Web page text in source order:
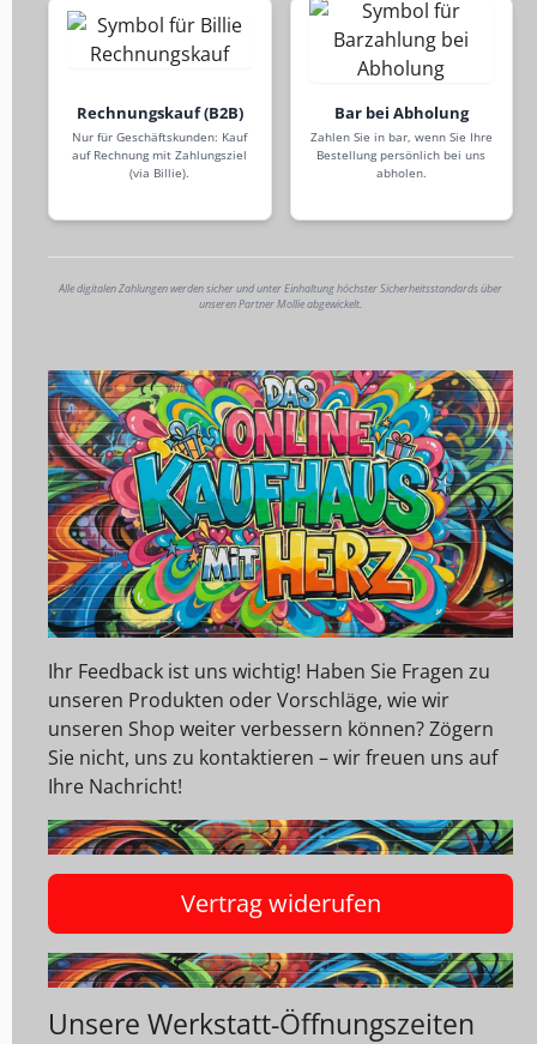
Rechnungskauf (B2B)
Nur für Geschäftskunden: Kauf
auf Rechnung mit Zahlungsziel
(via Billie).
Bar bei Abholung
Zahlen Sie in bar, wenn Sie Ihre
Bestellung persönlich bei uns
abholen.
Alle digitalen Zahlungen werden sicher und unter Einhaltung höchster Sicherheitsstandards über
unseren Partner Mollie abgewickelt.
Ihr Feedback ist uns wichtig! Haben Sie Fragen zu
unseren Produkten oder Vorschläge, wie wir
unseren Shop weiter verbessern können? Zögern
Sie nicht, uns zu kontaktieren – wir freuen uns auf
Ihre Nachricht!
Vertrag widerufen
Unsere Werkstatt-Öffnungszeiten